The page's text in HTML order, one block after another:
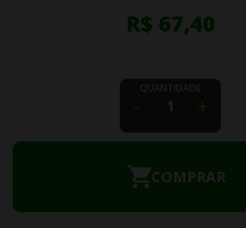
R$ 67,40
COMPRAR